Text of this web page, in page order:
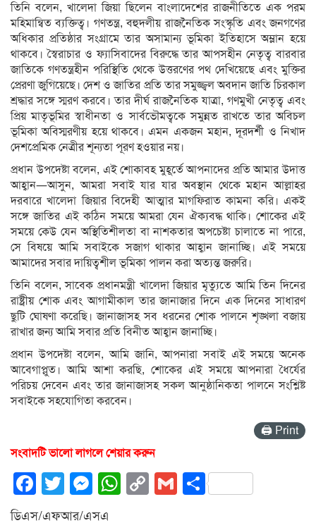
তিনি বলেন, খালেদা জিয়া ছিলেন বাংলাদেশের রাজনীতিতে এক পরম
মহিমান্বিত ব্যক্তিত্ব। গণতন্ত্র, বহুদলীয় রাজনৈতিক সংস্কৃতি এবং জনগণের
অধিকার প্রতিষ্ঠার সংগ্রামে তার অসামান্য ভূমিকা ইতিহাসে অম্লান হয়ে
থাকবে। স্বৈরাচার ও ফ্যাসিবাদের বিরুদ্ধে তার আপসহীন নেতৃত্ব বারবার
জাতিকে গণতন্ত্রহীন পরিস্থিতি থেকে উত্তরণের পথ দেখিয়েছে এবং মুক্তির
প্রেরণা জুগিয়েছে। দেশ ও জাতির প্রতি তার সমুজ্জ্বল অবদান জাতি চিরকাল
শ্রদ্ধার সঙ্গে স্মরণ করবে। তার দীর্ঘ রাজনৈতিক যাত্রা, গণমুখী নেতৃত্ব এবং
প্রিয় মাতৃভূমির স্বাধীনতা ও সার্বভৌমত্বকে সমুন্নত রাখতে তার অবিচল
ভূমিকা অবিস্মরণীয় হয়ে থাকবে। এমন একজন মহান, দূরদর্শী ও নিখাদ
দেশপ্রেমিক নেত্রীর শূন্যতা পূরণ হওয়ার নয়।
প্রধান উপদেষ্টা বলেন, এই শোকাবহ মুহূর্তে আপনাদের প্রতি আমার উদাত্ত
আহ্বান—আসুন, আমরা সবাই যার যার অবস্থান থেকে মহান আল্লাহর
দরবারে খালেদা জিয়ার বিদেহী আত্মার মাগফিরাত কামনা করি। একই
সঙ্গে জাতির এই কঠিন সময়ে আমরা যেন ঐক্যবদ্ধ থাকি। শোকের এই
সময়ে কেউ যেন অস্থিতিশীলতা বা নাশকতার অপচেষ্টা চালাতে না পারে,
সে বিষয়ে আমি সবাইকে সজাগ থাকার আহ্বান জানাচ্ছি। এই সময়ে
আমাদের সবার দায়িত্বশীল ভূমিকা পালন করা অত্যন্ত জরুরি।
তিনি বলেন, সাবেক প্রধানমন্ত্রী খালেদা জিয়ার মৃত্যুতে আমি তিন দিনের
রাষ্ট্রীয় শোক এবং আগামীকাল তার জানাজার দিনে এক দিনের সাধারণ
ছুটি ঘোষণা করেছি। জানাজাসহ সব ধরনের শোক পালনে শৃঙ্খলা বজায়
রাখার জন্য আমি সবার প্রতি বিনীত আহ্বান জানাচ্ছি।
প্রধান উপদেষ্টা বলেন, আমি জানি, আপনারা সবাই এই সময়ে অনেক
আবেগাপ্লুত। আমি আশা করছি, শোকের এই সময়ে আপনারা ধৈর্যের
পরিচয় দেবেন এবং তার জানাজাসহ সকল আনুষ্ঠানিকতা পালনে সংশ্লিষ্ট
সবাইকে সহযোগিতা করবেন।
🖨 Print
সংবাদটি ভালো লাগলে শেয়ার করুন
Facebook
Twitter
Messenger
WhatsApp
CopyGmailShare
ডিএস/এফআর/এসএ